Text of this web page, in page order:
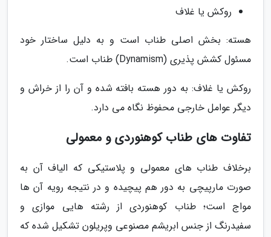
روکش یا غلاف
هسته: بخش اصلی طناب است و به دلیل ساختار خود
مسئول کشش پذیری (Dynamism) طناب است.
روکش یا غلاف: به دور هسته بافته شده و آن را از خراش و
دیگر عوامل خارجی محفوظ نگاه می دارد.
تفاوت های طناب کوهنوردی و معمولی
برخلاف طناب های معمولی و پلاستیکی که الیاف آن به
صورت مارپیچی به دور هم پیچیده و در نتیجه رویه آن ها
مواج است؛ طناب کوهنوردی از رشته هایی موازی و
سفیدرنگ از جنس ابریشم مصنوعی وپریلون تشکیل شده که